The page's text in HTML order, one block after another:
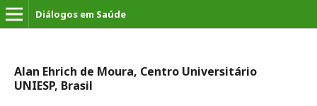
Diálogos em Saúde
Alan Ehrich de Moura, Centro Universitário
UNIESP, Brasil